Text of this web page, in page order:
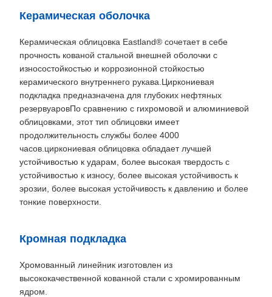
Керамическая оболочка
Керамическая облицовка Eastland® сочетает в себе
прочность кованой стальной внешней оболочки с
износостойкостью и коррозионной стойкостью
керамического внутреннего рукава.Циркониевая
подкладка предназначена для глубоких нефтяных
резервуаровПо сравнению с гихромовой и алюминиевой
облицовками, этот тип облицовки имеет
продолжительность службы более 4000
часов.циркониевая облицовка обладает лучшей
устойчивостью к ударам, более высокая твердость с
устойчивостью к износу, более высокая устойчивость к
эрозии, более высокая устойчивость к давлению и более
тонкие поверхности.
Кромная подкладка
Хромованный линейник изготовлен из
высококачественной кованной стали с хромированным
ядром.